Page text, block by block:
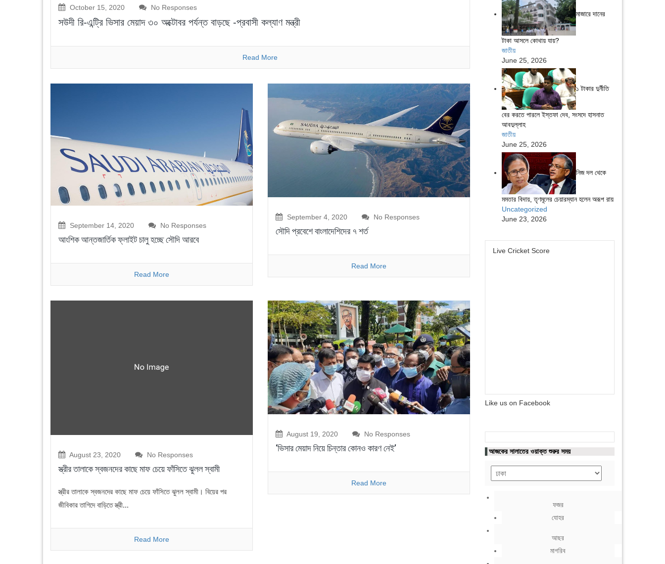
October 15, 2020 No Responses
সউদী রি-এন্ট্রি ভিসার মেয়াদ ৩০ অক্টোবর পর্যন্ত বাড়ছে -প্রবাসী কল্যাণ মন্ত্রী
Read More
September 14, 2020 No Responses
আংশিক আন্তজার্তিক ফ্লাইট চালু হচ্ছে সৌদি আরবে
Read More
September 4, 2020 No Responses
সৌদি প্রবেশে বাংলাদেশিদের ৭ শর্ত
Read More
August 23, 2020 No Responses
স্ত্রীর তালাকে স্বজনদের কাছে মাফ চেয়ে ফাঁসিতে ঝুলল স্বামী
স্ত্রীর তালাকে স্বজনদের কাছে মাফ চেয়ে ফাঁসিতে ঝুলল স্বামী। বিয়ের পর
জীবিকার তাগিদে বাড়িতে স্ত্রী...
Read More
August 19, 2020 No Responses
‘ভিসার মেয়াদ নিয়ে চিন্তার কোনও কারণ নেই’
Read More
মাজারে দানের
টাকা আসলে কোথায় যায়?
জাতীয়
June 25, 2026
১ টাকার দুর্নীতি
বের করতে পারলে ইস্তফা দেব, সংসদে হাসনাত
আবদুল্লাহ
জাতীয়
June 25, 2026
নিজ দল থেকে
মমতার বিদায়, তৃণমূলের চেয়ারম্যান হলেন অরূপ রায়
Uncategorized
June 23, 2026
Live Cricket Score
Like us on Facebook
আজকের সালাতের ওয়াক্ত শুরুর সময়
ফজর
যোহর
আছর
মাগরিব